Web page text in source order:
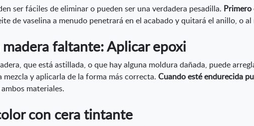
ser fáciles de eliminar o pueden ser una verdadera pesadilla.
de vaselina a menudo penetrará en el acabado y quitará el anillo, o
madera faltante: Aplicar epoxi
que está astillada, o que hay alguna moldura dañada, puede
y aplicarla de la forma más correcta. Cuando esté endurecida
materiales.
con cera tintante